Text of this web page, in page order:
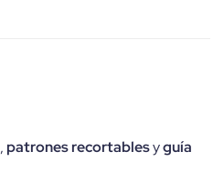
, patrones recortablesyguía